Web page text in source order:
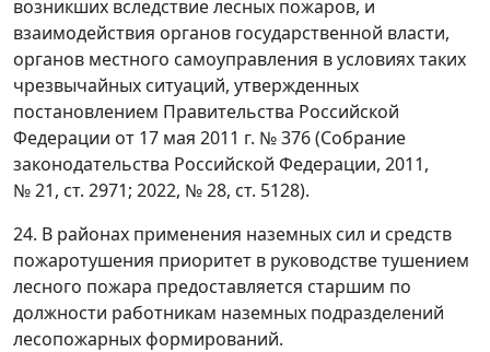
возникших вследствие лесных пожаров, и
взаимодействия органов государственной власти,
органов местного самоуправления в условиях таких
чрезвычайных ситуаций, утвержденных
постановлением Правительства Российской
Федерации от 17 мая 2011 г. № 376 (Собрание
законодательства Российской Федерации, 2011,
№ 21, ст. 2971; 2022, № 28, ст. 5128).
24. В районах применения наземных сил и средств
пожаротушения приоритет в руководстве тушением
лесного пожара предоставляется старшим по
должности работникам наземных подразделений
лесопожарных формирований.